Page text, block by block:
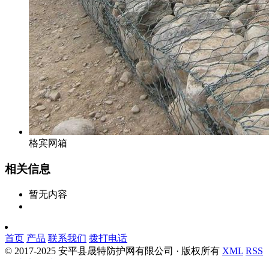
格宾网箱
相关信息
暂无内容
首页 产品 联系我们 拨打电话
© 2017-2025 安平县晟特防护网有限公司 · 版权所有 XML RSS